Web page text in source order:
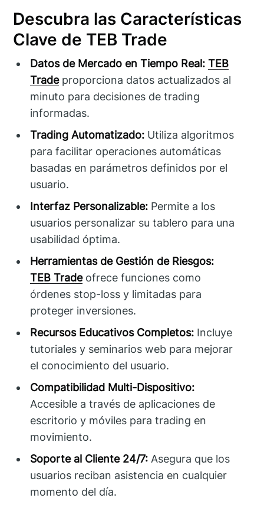
Descubra las Características
Clave de TEB Trade
Datos de Mercado en Tiempo Real: TEB
Tradeproporciona datos actualizados al
minuto para decisiones de trading
informadas.
Trading Automatizado: Utiliza algoritmos
para facilitar operaciones automáticas
basadas en parámetros definidos por el
usuario.
Interfaz Personalizable: Permite a los
usuarios personalizar su tablero para una
usabilidad óptima.
Herramientas de Gestión de Riesgos:
TEB Tradeofrece funciones como
órdenes stop-loss y limitadas para
proteger inversiones.
Recursos Educativos Completos: Incluye
tutoriales y seminarios web para mejorar
el conocimiento del usuario.
Compatibilidad Multi-Dispositivo:
Accesible a través de aplicaciones de
escritorio y móviles para trading en
movimiento.
Soporte al Cliente 24/7: Asegura que los
usuarios reciban asistencia en cualquier
momento del día.